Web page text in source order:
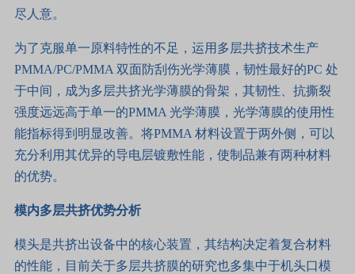
尽人意。
为了克服单一原料特性的不足，运用多层共挤技术生产
PMMA/PC/PMMA 双面防刮伤光学薄膜，韧性最好的PC 处
于中间，成为多层共挤光学薄膜的骨架，其韧性、抗撕裂
强度远远高于单一的PMMA 光学薄膜，光学薄膜的使用性
能指标得到明显改善。将PMMA 材料设置于两外侧，可以
充分利用其优异的导电层镀敷性能，使制品兼有两种材料
的优势。
模内多层共挤优势分析
模头是共挤出设备中的核心装置，其结构决定着复合材料
的性能，目前关于多层共挤膜的研究也多集中于机头口模